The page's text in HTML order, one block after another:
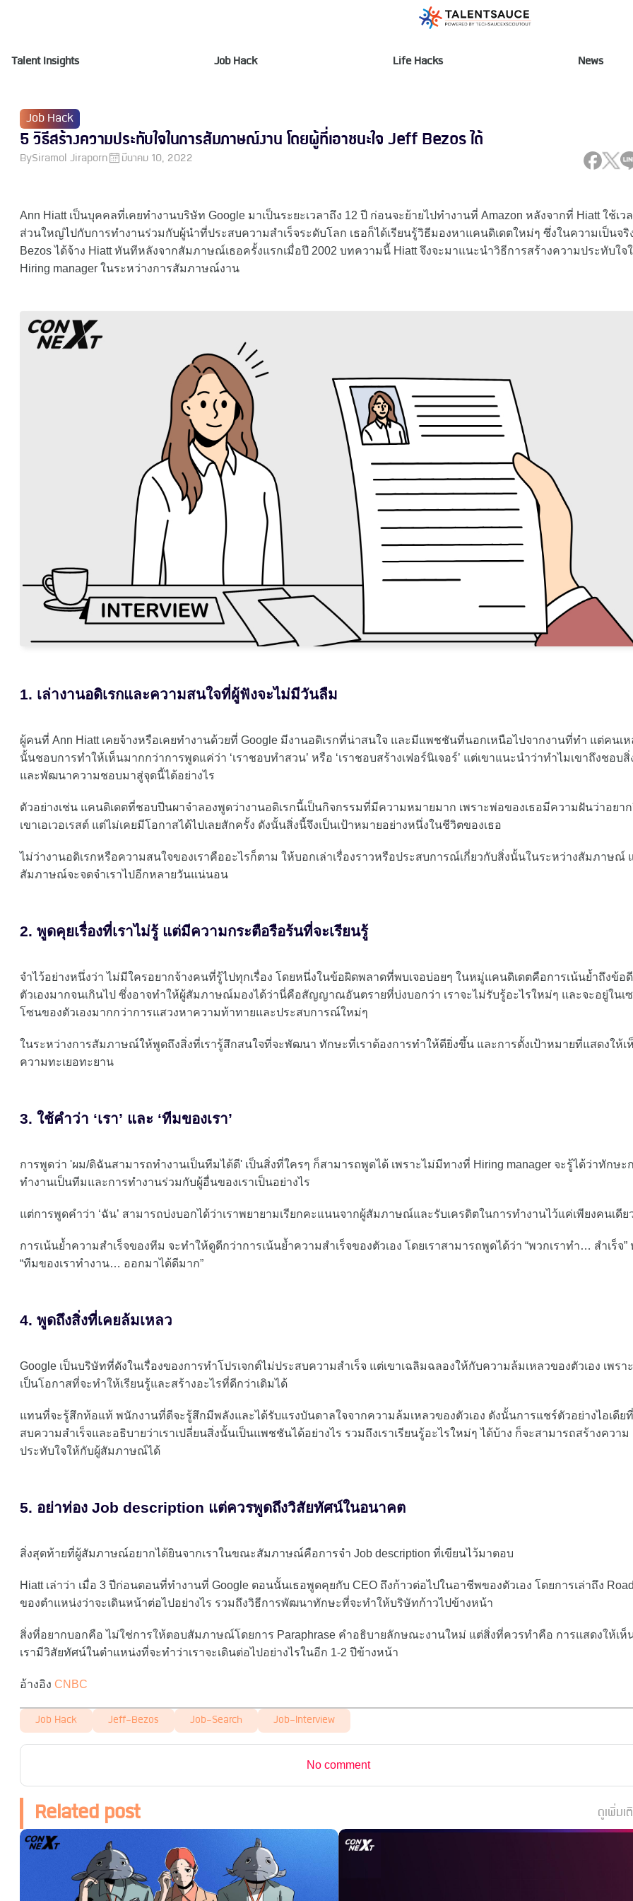
Talent Insights Job Hack Life Hacks News
Job Hack
5 วิธีสร้างความประทับใจในการสัมภาษณ์งาน โดยผู้ที่เอาชนะใจ Jeff Bezos ได้
BySiramol Jiraporn มีนาคม 10, 2022
Ann Hiatt เป็นบุคคลที่เคยทำงานบริษัท Google มาเป็นระยะเวลาถึง 12 ปี ก่อนจะย้ายไปทำงานที่ Amazon หลังจากที่ Hiatt ใช้เว
ส่วนใหญ่ไปกับการทำงานร่วมกับผู้นำที่ประสบความสำเร็จระดับโลก เธอก็ได้เรียนรู้วิธีมองหาแคนดิเดตใหม่ๆ ซึ่งในความเป็นจริ
Bezos ได้จ้าง Hiatt ทันทีหลังจากสัมภาษณ์เธอครั้งแรกเมื่อปี 2002 บทความนี้ Hiatt จึงจะมาแนะนำวิธีการสร้างความประทับใจ
Hiring manager ในระหว่างการสัมภาษณ์งาน
1. เล่างานอดิเรกและความสนใจที่ผู้ฟังจะไม่มีวันลืม
ผู้คนที่ Ann Hiatt เคยจ้างหรือเคยทำงานด้วยที่ Google มีงานอดิเรกที่น่าสนใจ และมีแพชชันที่นอกเหนือไปจากงานที่ทำ แต่คนเห
นั้นชอบการทำให้เห็นมากกว่าการพูดแค่ว่า ‘เราชอบทำสวน’ หรือ ‘เราชอบสร้างเฟอร์นิเจอร์’ แต่เขาแนะนำว่าทำไมเขาถึงชอบ
และพัฒนาความชอบมาสู่จุดนี้ได้อย่างไร
ตัวอย่างเช่น แคนดิเดตที่ชอบปีนผาจำลองพูดว่างานอดิเรกนี้เป็นกิจกรรมที่มีความหมายมาก เพราะพ่อของเธอมีความฝันว่าอยา
เขาเอเวอเรสต์ แต่ไม่เคยมีโอกาสได้ไปเลยสักครั้ง ดังนั้นสิ่งนี้จึงเป็นเป้าหมายอย่างหนึ่งในชีวิตของเธอ
ไม่ว่างานอดิเรกหรือความสนใจของเราคืออะไรก็ตาม ให้บอกเล่าเรื่องราวหรือประสบการณ์เกี่ยวกับสิ่งนั้นในระหว่างสัมภาษณ์
สัมภาษณ์จะจดจำเราไปอีกหลายวันแน่นอน
2. พูดคุยเรื่องที่เราไม่รู้ แต่มีความกระตือรือร้นที่จะเรียนรู้
จำไว้อย่างหนึ่งว่า ไม่มีใครอยากจ้างคนที่รู้ไปทุกเรื่อง โดยหนึ่งในข้อผิดพลาดที่พบเจอบ่อยๆ ในหมู่แคนดิเดตคือการเน้นย้ำถึงข้อ
ตัวเองมากจนเกินไป ซึ่งอาจทำให้ผู้สัมภาษณ์มองได้ว่านี่คือสัญญาณอันตรายที่บ่งบอกว่า เราจะไม่รับรู้อะไรใหม่ๆ และจะอยู่ในเ
โซนของตัวเองมากกว่าการแสวงหาความท้าทายและประสบการณ์ใหม่ๆ
ในระหว่างการสัมภาษณ์ให้พูดถึงสิ่งที่เรารู้สึกสนใจที่จะพัฒนา ทักษะที่เราต้องการทำให้ดียิ่งขึ้น และการตั้งเป้าหมายที่แสดงให้เ
ความทะเยอทะยาน
3. ใช้คำว่า ‘เรา’ และ ‘ทีมของเรา’
การพูดว่า 'ผม/ดิฉันสามารถทำงานเป็นทีมได้ดี' เป็นสิ่งที่ใครๆ ก็สามารถพูดได้ เพราะไม่มีทางที่ Hiring manager จะรู้ได้ว่าทักษะ
ทำงานเป็นทีมและการทำงานร่วมกับผู้อื่นของเราเป็นอย่างไร
แต่การพูดคำว่า ‘ฉัน’ สามารถบ่งบอกได้ว่าเราพยายามเรียกคะแนนจากผู้สัมภาษณ์และรับเครดิตในการทำงานไว้แค่เพียงคนเดีย
การเน้นย้ำความสำเร็จของทีม จะทำให้ดูดีกว่าการเน้นย้ำความสำเร็จของตัวเอง โดยเราสามารถพูดได้ว่า “พวกเราทำ… สำเร็จ”
“ทีมของเราทำงาน… ออกมาได้ดีมาก”
4. พูดถึงสิ่งที่เคยล้มเหลว
Google เป็นบริษัทที่ดังในเรื่องของการทำโปรเจกต์ไม่ประสบความสำเร็จ แต่เขาเฉลิมฉลองให้กับความล้มเหลวของตัวเอง เพรา
เป็นโอกาสที่จะทำให้เรียนรู้และสร้างอะไรที่ดีกว่าเดิมได้
แทนที่จะรู้สึกท้อแท้ พนักงานที่ดีจะรู้สึกมีพลังและได้รับแรงบันดาลใจจากความล้มเหลวของตัวเอง ดังนั้นการแชร์ตัวอย่างไอเดีย
สบความสำเร็จและอธิบายว่าเราเปลี่ยนสิ่งนั้นเป็นแพชชันได้อย่างไร รวมถึงเราเรียนรู้อะไรใหม่ๆ ได้บ้าง ก็จะสามารถสร้างความ
ประทับใจให้กับผู้สัมภาษณ์ได้
5. อย่าท่อง Job description แต่ควรพูดถึงวิสัยทัศน์ในอนาคต
สิ่งสุดท้ายที่ผู้สัมภาษณ์อยากได้ยินจากเราในขณะสัมภาษณ์คือการจำ Job description ที่เขียนไว้มาตอบ
Hiatt เล่าว่า เมื่อ 3 ปีก่อนตอนที่ทำงานที่ Google ตอนนั้นเธอพูดคุยกับ CEO ถึงก้าวต่อไปในอาชีพของตัวเอง โดยการเล่าถึง
ของตำแหน่งว่าจะเดินหน้าต่อไปอย่างไร รวมถึงวิธีการพัฒนาทักษะที่จะทำให้บริษัทก้าวไปข้างหน้า
สิ่งที่อยากบอกคือ ไม่ใช่การให้ตอบสัมภาษณ์โดยการ Paraphrase คำอธิบายลักษณะงานใหม่ แต่สิ่งที่ควรทำคือ การแสดงให้เห็
เรามีวิสัยทัศน์ในตำแหน่งที่จะทำว่าเราจะเดินต่อไปอย่างไรในอีก 1-2 ปีข้างหน้า
อ้างอิง CNBC
Job Hack Jeff-Bezos Job-Search Job-Interview
No comment
Related post ดูเพิ่มเ